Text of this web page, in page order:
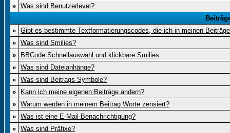
» Was sind Benutzerlevel?
» Gibt es bestimmte Textformatierungscodes, die ich in meinen
» Was sind Smilies?
»
BBCode Schnellauswahl und klickbare Smilies
» Was sind Dateianhänge?
» Was sind Beitrags-Symbole?
»
Kann ich meine eigenen Beiträge ändern?
» Warum werden in meinem Beitrag Worte zensiert?
» Was ist eine E-Mail-Benachrichtigung?
» Was sind Präfixe?